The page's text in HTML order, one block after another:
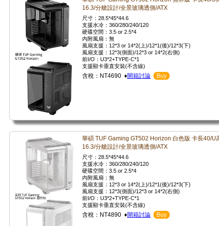
16.3/分艙設計/全景玻璃透側/ATX
尺寸：28.5*45*44.6
支援水冷：360/280/240/120
硬碟空間：3.5 or 2.5*4
內附風扇：無
風扇支援：12*3 or 14*2(上)/12*1(後)/12*3(下)
風扇支援：12*3(側面)/12*3 or 14*2(右側)
前I/O：U3*2+TYPE-C*1
支援顯卡垂直安裝(不含線)
含稅：NT4690 ♦開箱討論 Buy
華碩 TUF Gaming GT502 Horizon 白色版 卡長40/U
16.3/分艙設計/全景玻璃透側/ATX
尺寸：28.5*45*44.6
支援水冷：360/280/240/120
硬碟空間：3.5 or 2.5*4
內附風扇：無
風扇支援：12*3 or 14*2(上)/12*1(後)/12*3(下)
風扇支援：12*3(側面)/12*3 or 14*2(右側)
前I/O：U3*2+TYPE-C*1
支援顯卡垂直安裝(不含線)
含稅：NT4890 ♦開箱討論 Buy